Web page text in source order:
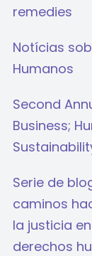
remedies
Notícias
Humanos
Second
Business;
Serie de
caminos
la justicia
derechos